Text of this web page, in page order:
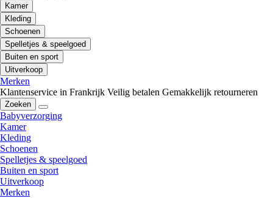
Kamer
Kleding
Schoenen
Spelletjes & speelgoed
Buiten en sport
Uitverkoop
Merken
Klantenservice in Frankrijk Veilig betalen Gemakkelijk retourneren
Zoeken
Babyverzorging
Kamer
Kleding
Schoenen
Spelletjes & speelgoed
Buiten en sport
Uitverkoop
Merken